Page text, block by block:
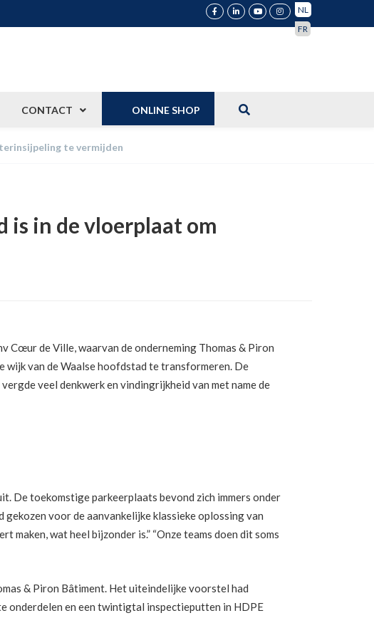
NL
FR
CONTACT ONLINE SHOP
te vermijden
is in de vloerplaat om
Cœur de Ville, waarvan de onderneming Thomas & Piron
wijk van de Waalse hoofdstad te transformeren. De
veel denkwerk en vindingrijkheid van met name de
De toekomstige parkeerplaats bevond zich immers onder
voor de aanvankelijke klassieke oplossing van
wat heel bijzonder is.” “Onze teams doen dit soms
& Piron Bâtiment. Het uiteindelijke voorstel had
onderdelen en een twintigtal inspectieputten in HDPE